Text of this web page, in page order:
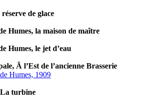
de glace
Humes, la maison de maître
Humes, le jet d’eau
Ã l’Est de l’ancienne Brasserie
Humes, 1909
turbine